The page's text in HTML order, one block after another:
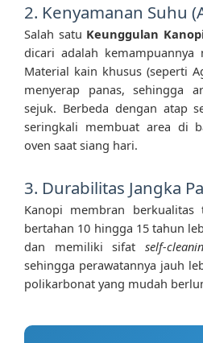
2. Kenyamanan Suhu
Salah satu Keunggulan
dicari adalah kemampuannya
Material kain khusus (seperti
menyerap panas, sehingga
sejuk. Berbeda dengan atap
seringkali membuat area di
oven saat siang hari.
3. Durabilitas Jangka
Kanopi membran
bertahan 10 hingga 15 tahun
dan memiliki sifat self-
sehingga perawatannya jauh
polikarbonat yang mudah